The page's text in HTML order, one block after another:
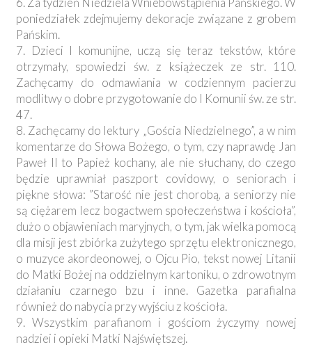
poniedziałek zdejmujemy dekoracje związane z grobem
Pańskim.
7. Dzieci I komunijne, uczą się teraz tekstów, które
otrzymały, spowiedzi św. z książeczek ze str. 110.
Zachęcamy do odmawiania w codziennym pacierzu
modlitwy o dobre przygotowanie do I Komunii św. ze str.
47.
8. Zachęcamy do lektury „Gościa Niedzielnego”, a w nim
komentarze do Słowa Bożego, o tym, czy naprawdę Jan
Paweł II to Papież kochany, ale nie słuchany, do czego
będzie uprawniał paszport covidowy, o seniorach i
piękne słowa: ”Starość nie jest chorobą, a seniorzy nie
są ciężarem lecz bogactwem społeczeństwa i kościoła”,
dużo o objawieniach maryjnych, o tym, jak wielka pomocą
dla misji jest zbiórka zużytego sprzętu elektronicznego,
o muzyce akordeonowej, o Ojcu Pio, tekst nowej Litanii
do Matki Bożej na oddzielnym kartoniku, o zdrowotnym
działaniu czarnego bzu i inne. Gazetka parafialna
również do nabycia przy wyjściu z kościoła.
9. Wszystkim parafianom i gościom życzymy nowej
nadziei i opieki Matki Najświętszej.